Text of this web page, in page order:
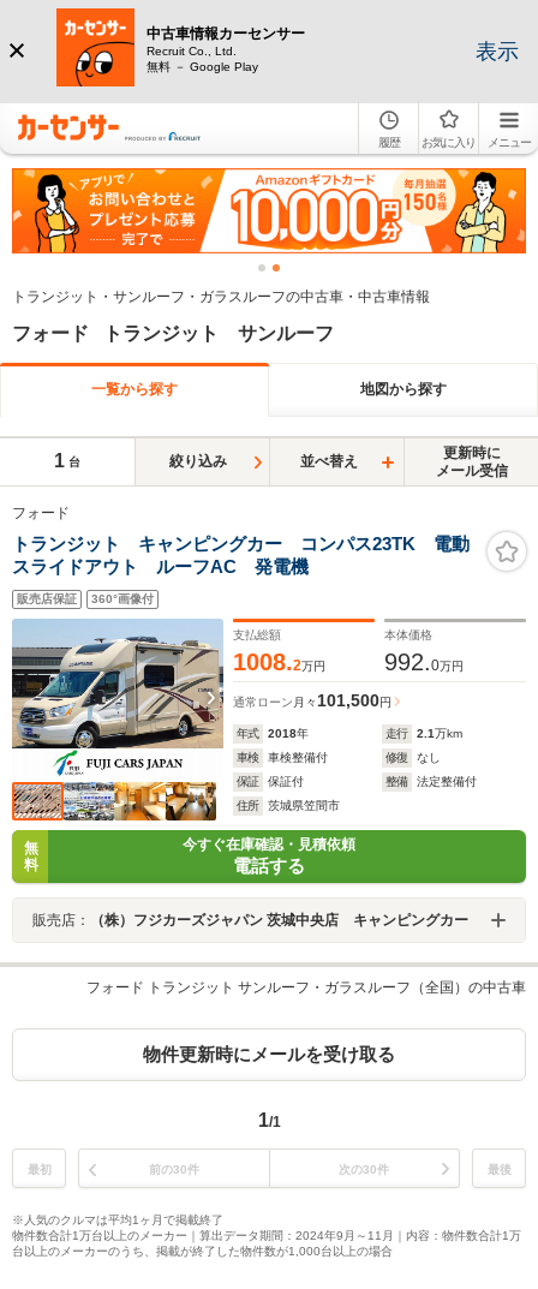
中古車情報カーセンサー
Recruit Co., Ltd.
無料 － Google Play
表示
履歴 お気に入り メニュー
トランジット・サンルーフ・ガラスルーフの中古車・中古車情報
フォード トランジット サンルーフ
一覧から探す 地図から探す
1 台 絞り込み 並べ替え
更新時に
メール受信
フォード
トランジット キャンピングカー コンパス23TK 電動
スライドアウト ルーフAC 発電機
販売店保証 360°画像付
支払総額
1008.2万円
本体価格
992.0万円
通常ローン 月々101,500円
年式 2018年 走行 2.1万km
車検
車検整備付 修復
なし
保証
保証付 整備
法定整備付
住所
茨城県笠間市
無
料
今すぐ在庫確認・見積依頼
電話する
販売店： （株）フジカーズジャパン 茨城中央店 キャンピングカー
フォード トランジット サンルーフ・ガラスルーフ（全国）の中古車
物件更新時にメールを受け取る
1/1
最初 前の30件 次の30件 最後
※人気のクルマは平均1ヶ月で掲載終了
物件数合計1万台以上のメーカー｜算出データ期間：2024年9月～11月｜内容：物件数合計1万
台以上のメーカーのうち、掲載が終了した物件数が1,000台以上の場合